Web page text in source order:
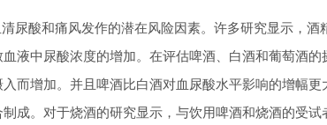
酸和痛风发作的潜在风险因素。许多研究显示，酒
液中尿酸浓度的增加。在评估啤酒、白酒和葡萄酒
而增加。并且啤酒比白酒对血尿酸水平影响的增幅
成。对于烧酒的研究显示，与饮用啤酒和烧酒的受